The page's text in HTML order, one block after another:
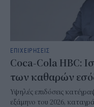
ΕΠΙΧΕΙΡΗΣΕΙΣ
Coca-Cola HBC:
των καθαρών
Υψηλές επιδόσεις
εξάμηνο του 2026,